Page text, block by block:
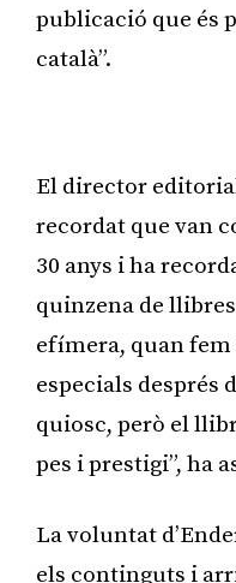
publicació que és
català”.
El director
recordat que van
30 anys i ha
quinzena de
efímera, quan
especials després
quiosc, però el
pes i prestigi”, ha
La voluntat
els continguts i